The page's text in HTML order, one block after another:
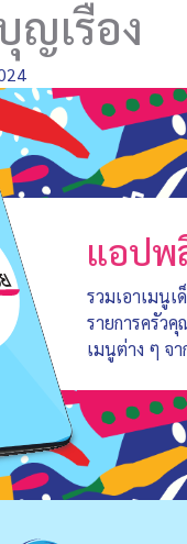
เรือง
แอปพ
รวมเอาเมนู
รายการครัว
เมนูต่าง ๆ จ